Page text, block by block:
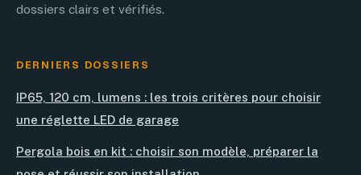
dossiers clairs et vérifiés.
DERNIERS DOSSIERS
IP65, 120 cm, lumens : les trois critères pour choisir
une réglette LED de garage
Pergola bois en kit : choisir son modèle, préparer la